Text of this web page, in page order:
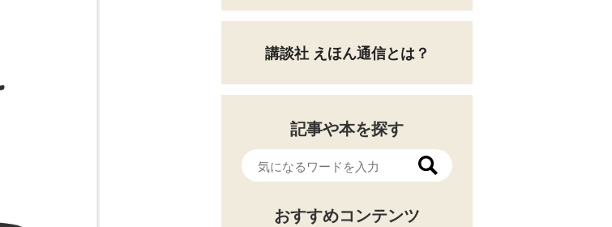
講談社 えほん通信とは？
記事や本を探す
おすすめコンテンツ